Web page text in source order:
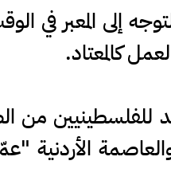
إلى المعبر في
كالمعتاد.
من
الأردنية